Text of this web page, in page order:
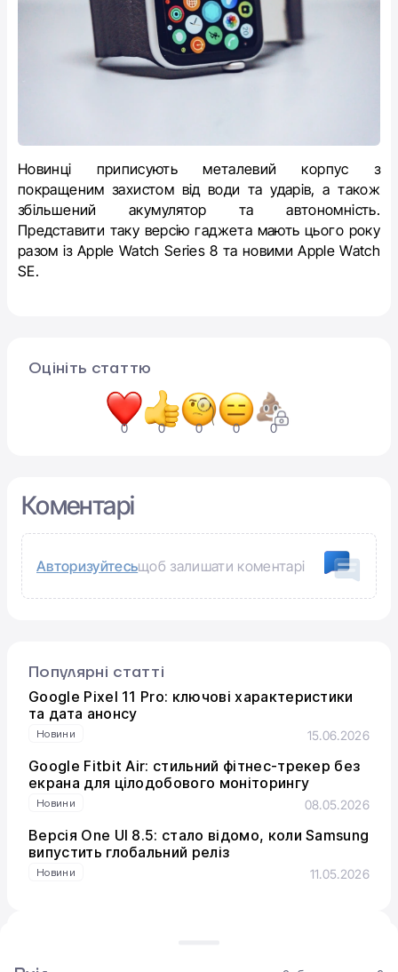
Новинці приписують металевий корпус з
покращеним захистом від води та ударів, а також
збільшений акумулятор та автономність.
Представити таку версію гаджета мають цього року
разом із Apple Watch Series 8 та новими Apple Watch
SE.
Оцініть статтю
0 0 0 0 0
Коментарі
Авторизуйтесьщоб залишати коментарі
Популярні статті
Google Pixel 11 Pro: ключові характеристики
та дата анонсу
Новини 15.06.2026
Google Fitbit Air: стильний фітнес-трекер без
екрана для цілодобового моніторингу
Новини 08.05.2026
Версія One UI 8.5: стало відомо, коли Samsung
випустить глобальний реліз
Новини 11.05.2026